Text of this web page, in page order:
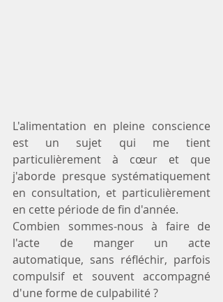
L'alimentation en pleine conscience
est un sujet qui me tient
particulièrement à cœur et que
j'aborde presque systématiquement
en consultation, et particulièrement
en cette période de fin d'année.
Combien sommes-nous à faire de
l'acte de manger un acte
automatique, sans réfléchir, parfois
compulsif et souvent accompagné
d'une forme de culpabilité ?